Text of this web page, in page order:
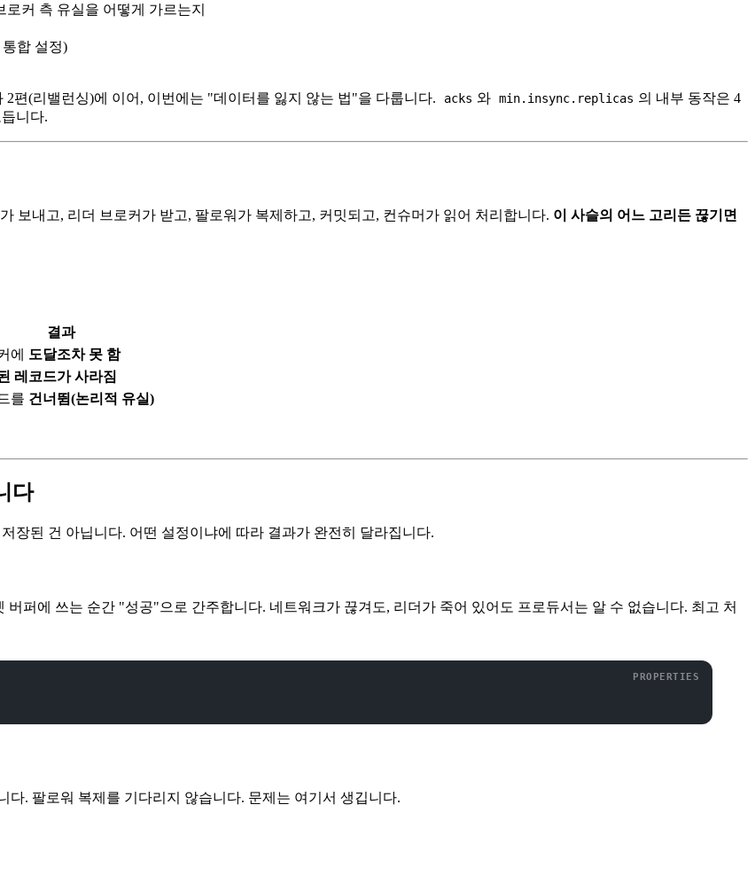
로커 측 유실을 어떻게 가르는지
합 설정)
2편(리밸런싱)에 이어, 이번에는 "데이터를 잃지 않는 법"을 다룹니다. acks 와 min.insync.replicas 의 내부 동작은 4
니다.
보내고, 리더 브로커가 받고, 팔로워가 복제하고, 커밋되고, 컨슈머가 읽어 처리합니다. 이 사슬의 어느 고리든 끊기면
결과
에 도달조차 못 함
레코드가 사라짐
를 건너뜀(논리적 유실)
다
장된 건 아닙니다. 어떤 설정이냐에 따라 결과가 완전히 달라집니다.
버퍼에 쓰는 순간 "성공"으로 간주합니다. 네트워크가 끊겨도, 리더가 죽어 있어도 프로듀서는 알 수 없습니다. 최고 처
다. 팔로워 복제를 기다리지 않습니다. 문제는 여기서 생깁니다.